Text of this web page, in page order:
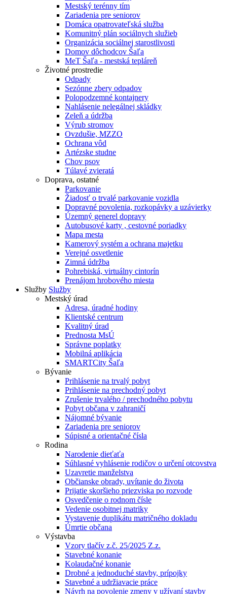
Mestský terénny tím
Zariadenia pre seniorov
Domáca opatrovateľská služba
Komunitný plán sociálnych služieb
Organizácia sociálnej starostlivosti
Domov dôchodcov Šaľa
MeT Šaľa - mestská tepláreň
Životné prostredie
Odpady
Sezónne zbery odpadov
Polopodzemné kontajnery
Nahlásenie nelegálnej skládky
Zeleň a údržba
Výrub stromov
Ovzdušie, MZZO
Ochrana vôd
Artézske studne
Chov psov
Túlavé zvieratá
Doprava, ostatné
Parkovanie
Žiadosť o trvalé parkovanie vozidla
Dopravné povolenia, rozkopávky a uzávierky
Územný generel dopravy
Autobusové karty , cestovné poriadky
Mapa mesta
Kamerový systém a ochrana majetku
Verejné osvetlenie
Zimná údržba
Pohrebiská, virtuálny cintorín
Prenájom hrobového miesta
Služby Služby
Mestský úrad
Adresa, úradné hodiny
Klientské centrum
Kvalitný úrad
Prednosta MsÚ
Správne poplatky
Mobilná aplikácia
SMARTCity Šaľa
Bývanie
Prihlásenie na trvalý pobyt
Prihlásenie na prechodný pobyt
Zrušenie trvalého / prechodného pobytu
Pobyt občana v zahraničí
Nájomné bývanie
Zariadenia pre seniorov
Súpisné a orientačné čísla
Rodina
Narodenie dieťaťa
Súhlasné vyhlásenie rodičov o určení otcovstva
Uzavretie manželstva
Občianske obrady, uvítanie do života
Prijatie skoršieho priezviska po rozvode
Osvedčenie o rodnom čísle
Vedenie osobitnej matriky
Vystavenie duplikátu matričného dokladu
Úmrtie občana
Výstavba
Vzory tlačív z.č. 25/2025 Z.z.
Stavebné konanie
Kolaudačné konanie
Drobné a jednoduché stavby, prípojky
Stavebné a udržiavacie práce
Návrh na povolenie zmeny v užívaní stavby